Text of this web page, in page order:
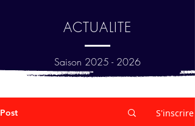
ACTUALITE
Saison 2025 - 2026
Post S'inscrire